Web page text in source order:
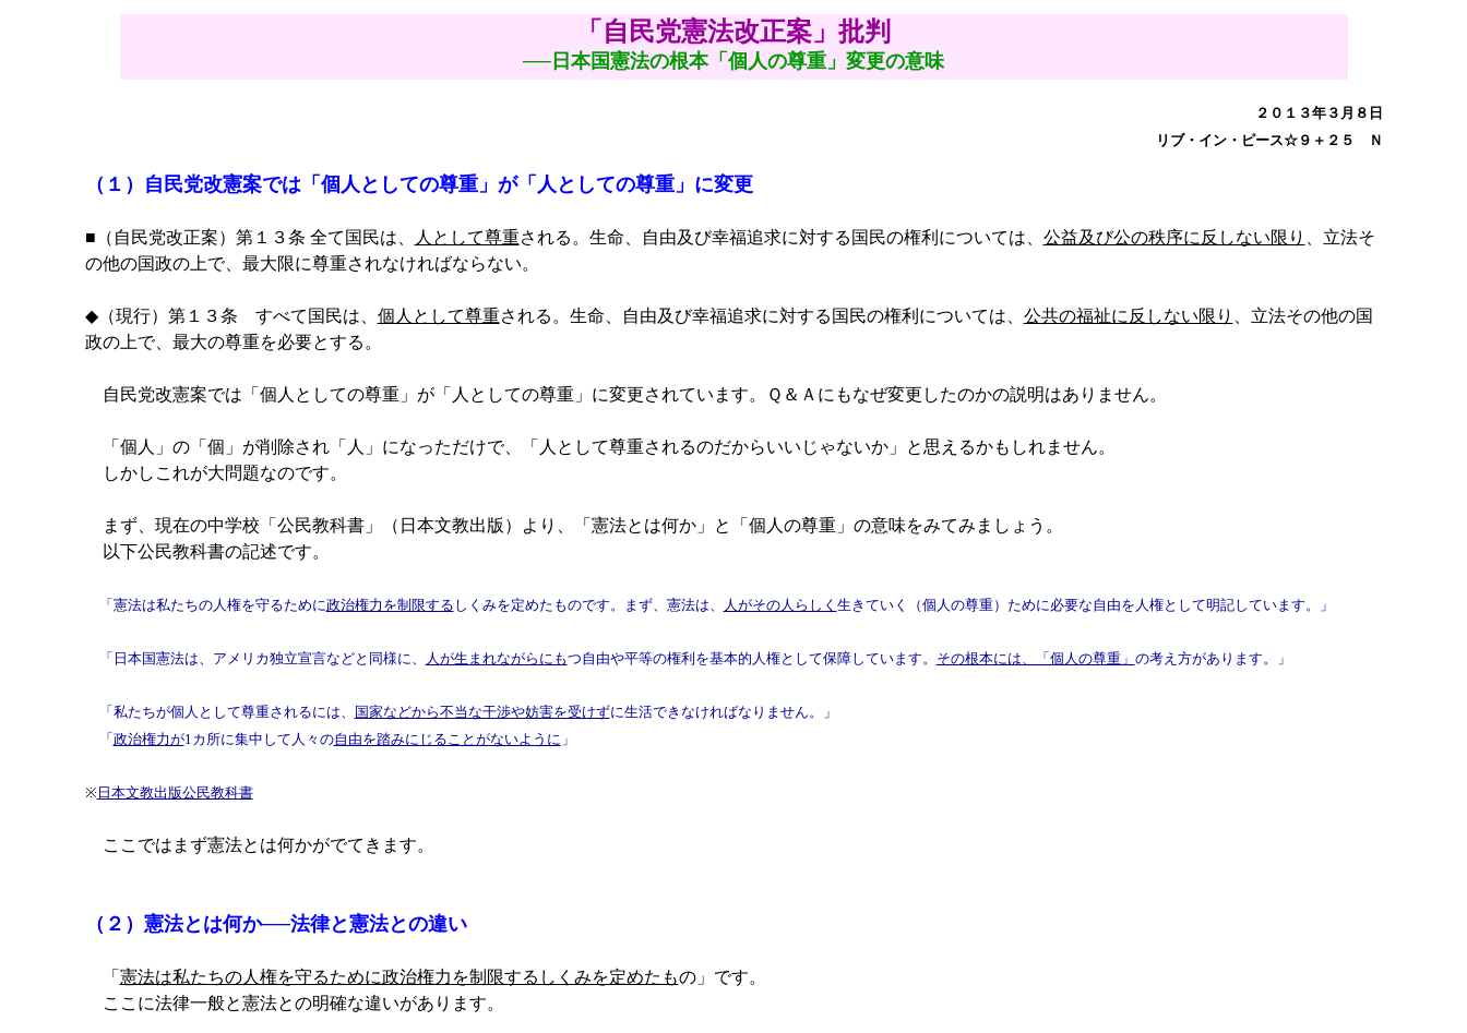
「自民党憲法改正案」批判
──日本国憲法の根本「個人の尊重」変更の意味
２０１３年３月８日
リブ・イン・ピース☆９＋２５ Ｎ
（１）自民党改憲案では「個人としての尊重」が「人としての尊重」に変更
■（自民党改正案）第１３条 全て国民は、 人として尊重される。生命、自由及び幸福追求に対する国民の権利については、 公益及び公の秩序に反しない限り
、立法そ
の他の国政の上で、最大限に尊重されなければならない。
◆（現行）第１３条 すべて国民は、 個人として尊重される。生命、自由及び幸福追求に対する国民の権利については、 公共の福祉に反しない限り
、立法その他の国
政の上で、最大の尊重を必要とする。
自民党改憲案では「個人としての尊重」が「人としての尊重」に変更されています。Ｑ＆Ａにもなぜ変更したのかの説明はありません。
「個人」の「個」が削除され「人」になっただけで、「人として尊重されるのだからいいじゃないか」と思えるかもしれません。
しかしこれが大問題なのです。
まず、現在の中学校「公民教科書」（日本文教出版）より、「憲法とは何か」と「個人の尊重」の意味をみてみましょう。
以下公民教科書の記述です。
「憲法は私たちの人権を守るために政治権力を制限する しくみを定めたものです。まず、憲法は、 人がその人らしく 生きていく（個人の尊重）ために必要な自由を人権として明記しています。」
「日本国憲法は、アメリカ独立宣言などと同様に、 人が生まれながらにもつ自由や平等の権利を基本的人権として保障しています。 その根本には、「個人の尊重」 の考え方があります。」
「私たちが個人として尊重されるには、 国家などから不当な干渉や妨害を受けずに生活できなければなりません。」
「 政治権力が1カ所に集中して人々の自由を踏みにじることがないように 」
※日本文教出版公民教科書
ここではまず憲法とは何かがでてきます。
（２）憲法とは何か──法律と憲法との違い
「 憲法は私たちの人権を守るために政治権力を制限するしくみを定めたもの」です。
ここに法律一般と憲法との明確な違いがあります。